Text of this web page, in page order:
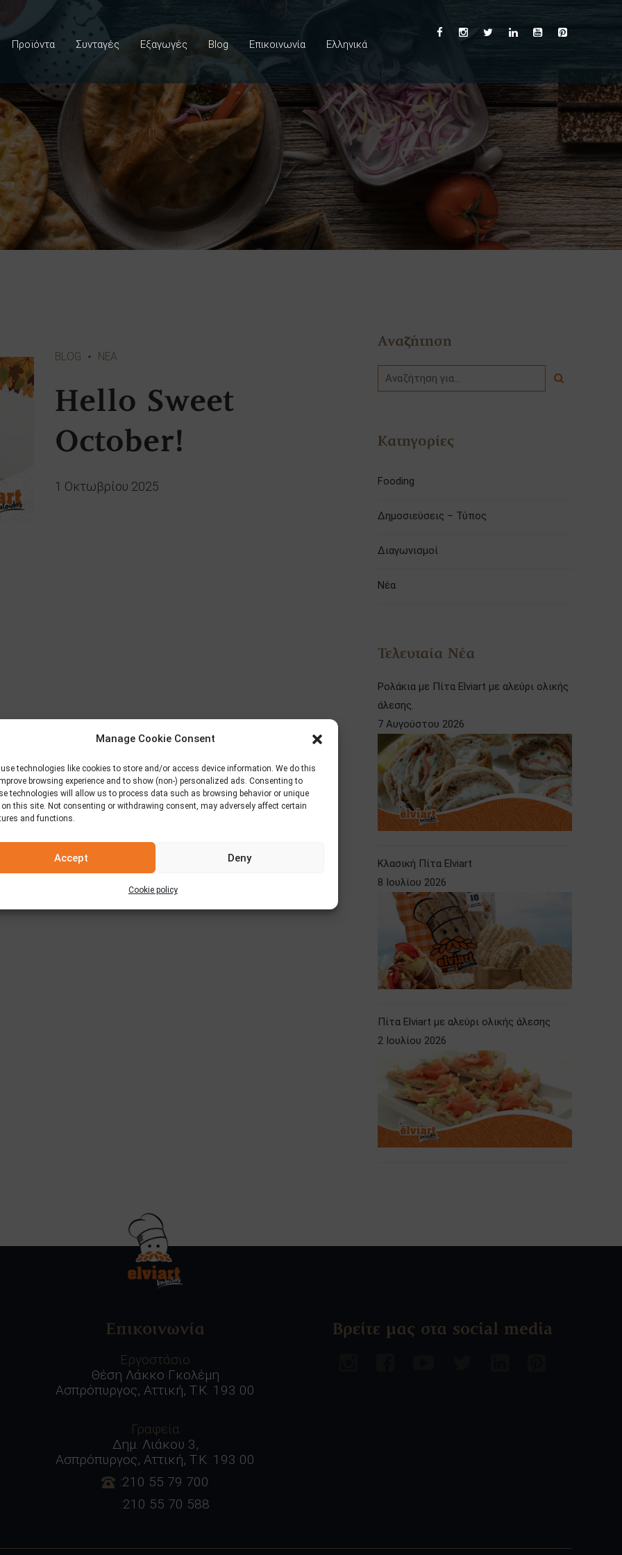
Manage Cookie Consent
use technologies like cookies to store and/or access device information. We do this
browsing experience and to show (non-) personalized ads. Consenting to
technologies will allow us to process data such as browsing behavior or unique
on this site. Not consenting or withdrawing consent, may adversely affect certain
and functions.
Accept Deny
Cookie policy
Προϊόντα Συνταγές Εξαγωγές Blog Επικοινωνία Ελληνικά
BLOG ΝΕΑ
Hello Sweet
October!
1 Οκτωβρίου 2025
Αναζήτηση
Κατηγορίες
Fooding
Δημοσιεύσεις – Τύπος
Διαγωνισμοί
Νέα
Τελευταία Νέα
Ρολάκια με Πίτα Elviart με αλεύρι ολικής
άλεσης.
7 Αυγούστου 2026
Κλασική Πίτα Elviart
8 Ιουλίου 2026
Πίτα Elviart με αλεύρι ολικής άλεσης
2 Ιουλίου 2026
Επικοινωνία
Εργοστάσιο
Θέση Λάκκο Γκολέμη
Ασπρόπυργος, Αττική, Τ.Κ. 193 00
Γραφεία
Δημ. Λιάκου 3,
Ασπρόπυργος, Αττική, Τ.Κ. 193 00
:210 55 79 700
:210 55 70 588
Βρείτε μας στα social media